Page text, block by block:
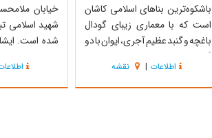
باشکوه‌ترین بناهای اسلامی کاشان
است که با معماری زیبای گودال
باغچه و گنبد عظیم آجری، ایوان با دو
گلدسته، از جالب‌ترین ابنیه تاریخی
کاشان محسوب می‌شود. این بنا که
در خیابان فاضل نراقی کاشان واقع
اطلاعات | نقشه
خیابان
شهید اسلامی
شده است.
در کاشان دیده
سن هشتاد و